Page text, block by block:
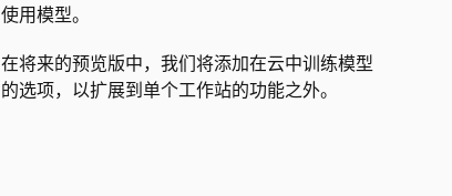
使用模型。
在将来的预览版中，我们将添加在云中训练模型
的选项，以扩展到单个工作站的功能之外。